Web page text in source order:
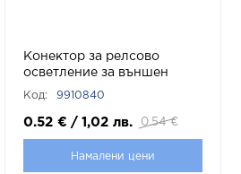
Конектор за релсово
осветление за външен
монтаж MAGNA-RT КОД
Код: 9910840
0.52 € / 1,02 лв. 0.54 €
Намалени цени